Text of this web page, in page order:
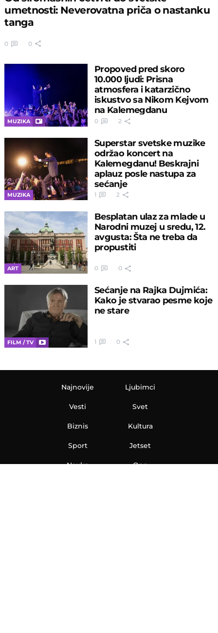
umetnosti: Neverovatna priča o nastanku
tanga
0 0
MUZIKA
Propoved pred skoro
10.000 ljudi: Prisna
atmosfera i katarzično
iskustvo sa Nikom Kejvom
na Kalemegdanu
0 2
MUZIKA
Superstar svetske muzike
održao koncert na
Kalemegdanu! Beskrajni
aplauz posle nastupa za
sećanje
1 2
ART
Besplatan ulaz za mlade u
Narodni muzej u sredu, 12.
avgusta: Šta ne treba da
propustiti
0 0
FILM / TV
Sećanje na Rajka Dujmića:
Kako je stvarao pesme koje
ne stare
1 0
Najnovije
Vesti
Biznis
Sport
Nauka
Ljubimci
Svet
Kultura
Jetset
Ona